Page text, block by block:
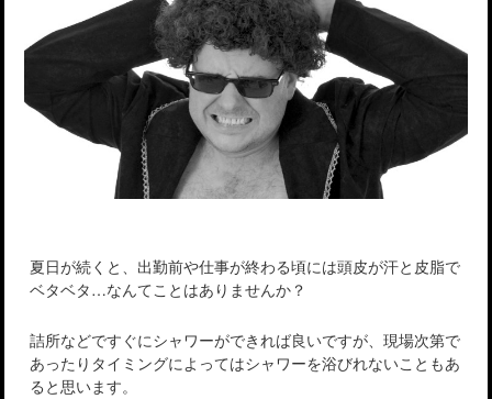
夏日が続くと、出勤前や仕事が終わる頃には頭皮が汗と皮脂で
ベタベタ…なんてことはありませんか？
詰所などですぐにシャワーができれば良いですが、現場次第で
あったりタイミングによってはシャワーを浴びれないこともあ
ると思います。